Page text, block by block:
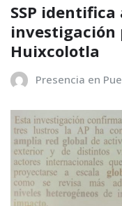
SSP identifica
investigación
Huixcolotla
Presencia en